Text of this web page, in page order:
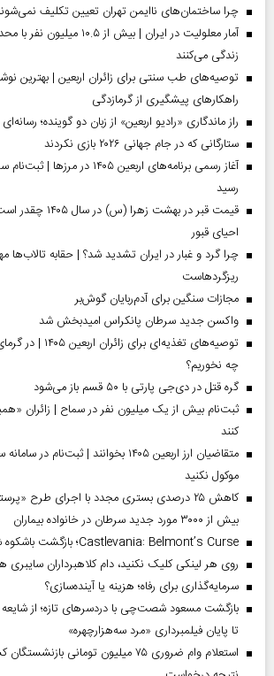
چرا ساختمان‌های ناایمن تهران تعیین تکلیف
آمار معلولیت در ایران | بیش از
زندگی می‌کنند
توصیه‌های طب سنتی برای زائران اربعین |
راهکارهای پیشگیری از گرمازدگی
راز ماندگاری «رادیو اربعین» از زبان دو گوینده؛
ستارگانی که در جام جهانی ۲۰۲۶ بازی نکردند
رسید
قیمت قبر در بهشت
احیای قبور
چرا گرد و غبار در ایران تشدید شد؟ | حقابه تالاب‌ها
ریزگردهاست
مجازات سنگین برای آدم‌ربایان گوش‌بر
واکسن جدید سرطان پانکراس امیدبخش شد
توصیه‌های تغذیه‌ای
چه نخوریم؟
گره قتل در دی‌جی پارتی با ۵۰ قسم باز می‌شود
ثبت‌نام بیش از یک میلیون نفر در سماح | زائران
کنند
متقاضیان ارز اربعین ۱۴۰۵ بخوانند |
موکول نکنید
کاهش ۲۵ درصدی بستری مجدد با اجرای طرح
بیش از ۳۰۰۰ مورد جدید سرطان در خانواده بیماران
Castlevania: Belmont’s Curse؛ بازگشت باشکوه شکارچیان خون‌آشام
روی هر لینکی کلیک نکنید، دام کلاهبرداران
سرمایه‌گذاری برای رفاه؛ هزینه یا آینده‌سازی؟
بازگشت مسعود شصت‌چی با دردسر‌های تازه؛ از شایعه
تا پایان فیلمبرداری «مرد سه‌هزارچهره»
استعلام وام ضروری ۷۵ میلیون تومانی